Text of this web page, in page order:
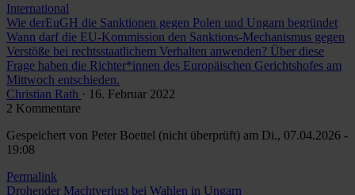
International
Wie derEuGH die Sanktionen gegen Polen und Ungarn begründet
Wann darf die EU-Kommission den Sanktions-Mechanismus gegen
Verstöße bei rechtsstaatlichem Verhalten anwenden? Über diese
Frage haben die Richter*innen des Europäischen Gerichtshofes am
Mittwoch entschieden.
Christian Rath · 16. Februar 2022
2 Kommentare
Gespeichert von Peter Boettel (nicht überprüft) am Di., 07.04.2026 -
19:08
Permalink
Drohender Machtverlust bei Wahlen in Ungarn